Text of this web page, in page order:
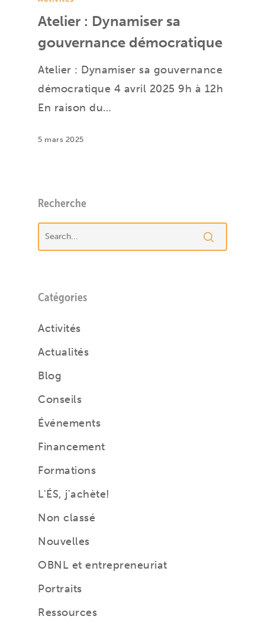
Atelier : Dynamiser sa
gouvernance démocratique
Atelier : Dynamiser sa gouvernance
démocratique 4 avril 2025 9h à 12h
En raison du…
5 mars 2025
Recherche
Catégories
Activités
Actualités
Blog
Conseils
Événements
Financement
Formations
L'ÉS, j'achète!
Non classé
Nouvelles
OBNL et entrepreneuriat
Portraits
Ressources